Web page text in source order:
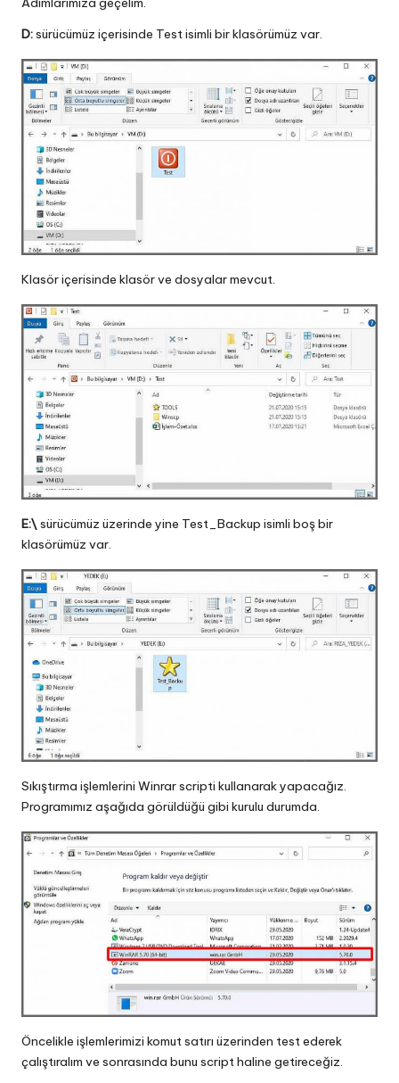
D:sürücümüz içerisinde Test isimli bir klasörümüz var.
Klasör içerisinde klasör ve dosyalar mevcut.
E:\ sürücümüz üzerinde yine Test_Backup isimli boş bir
klasörümüz var.
Sıkıştırma işlemlerini Winrar scripti kullanarak yapacağız.
Programımız aşağıda görüldüğü gibi kurulu durumda.
Öncelikle işlemlerimizi komut satırı üzerinden test ederek
çalıştıralım ve sonrasında bunu script haline getireceğiz.